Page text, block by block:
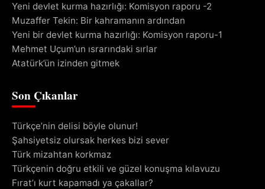
Yeni devlet kurma hazırlığı: Komisyon raporu -2
Muzaffer Tekin: Bir kahramanın ardından
Yeni bir devlet kurma hazırlığı: Komisyon raporu-1
Mehmet Uçum’un ısrarındaki sırlar
Atatürk’ün izinden gitmek
Son Çıkanlar
Türkçe’nin delisi böyle olunur!
Şahsiyetsiz olursak herkes bizi sever
Türk mizahtan korkmaz
Türkçenin doğru etkili ve güzel konuşma kılavuzu
Fırat’ı kurt kapamadı ya çakallar?